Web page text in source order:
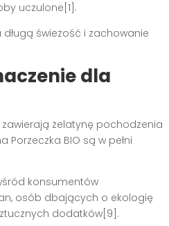
uczulone[1].
świeżość i zachowanie
dla
żelatynę pochodzenia
Porzeczka BIO są w pełni
konsumentów
osób dbających o ekologię
dodatków[9].